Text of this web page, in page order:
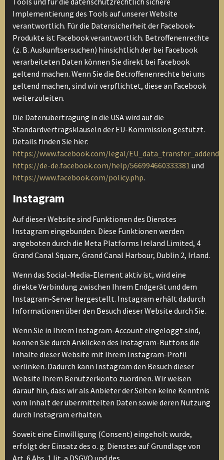
Implementierung des Tools auf unserer Website
verantwortlich. Für die Datensicherheit der Facebook-
Produkte ist Facebook verantwortlich. Betroffenenrechte
(z. B. Auskunftsersuchen) hinsichtlich der bei Facebook
verarbeiteten Daten können Sie direkt bei Facebook
geltend machen. Wenn Sie die Betroffenenrechte bei uns
geltend machen, sind wir verpflichtet, diese an Facebook
weiterzuleiten.
Die Datenübertragung in die USA wird auf die
Standardvertragsklauseln der EU-Kommission gestützt.
Details finden Sie hier:
https://www.facebook.com/legal/
https://de-de.facebook.com/help/566994660333381 und
https://www.facebook.com/policy.php.
Instagram
Auf dieser Website sind Funktionen des Dienstes
Instagram eingebunden. Diese Funktionen werden
angeboten durch die Meta Platforms Ireland Limited, 4
Grand Canal Square, Grand Canal Harbour, Dublin 2, Irland.
Wenn das Social-Media-Element aktiv ist, wird eine
direkte Verbindung zwischen Ihrem Endgerät und dem
Instagram-Server hergestellt. Instagram erhält dadurch
Informationen über den Besuch dieser Website durch Sie.
Wenn Sie in Ihrem Instagram-Account eingeloggt sind,
können Sie durch Anklicken des Instagram-Buttons die
Inhalte dieser Website mit Ihrem Instagram-Profil
verlinken. Dadurch kann Instagram den Besuch dieser
Website Ihrem Benutzerkonto zuordnen. Wir weisen
darauf hin, dass wir als Anbieter der Seiten keine Kenntnis
vom Inhalt der übermittelten Daten sowie deren Nutzung
durch Instagram erhalten.
Soweit eine Einwilligung (Consent) eingeholt wurde,
erfolgt der Einsatz des o. g. Dienstes auf Grundlage von
Art. 6 Abs. 1 lit. a DSGVO und des